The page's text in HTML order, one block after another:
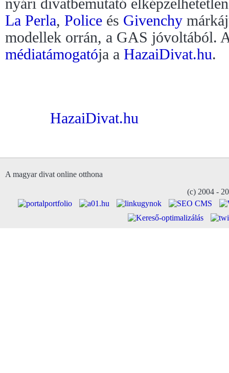
nyári divatbemutató
La Perla, Police és Givenchy
modellek orrán, a GAS jóvoltából.
médiatámogatója a HazaiDivat.hu.
HazaiDivat.hu
A magyar divat online otthona
(c) 2004 -